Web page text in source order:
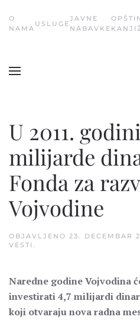
Skip
О
NAMA
USLUGE
JAVNE
NABAVKE
U 2011.
milijarde
Fonda za
Vojvodine
OBJAVLJENO 23. DECEMBAR
VESTI .
Naredne godine Vojvodina
investirati 4,7 milijardi
koji otvaraju nova radna